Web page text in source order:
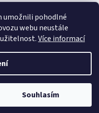
umožnili pohodlné
webu neustále
Více informací
Souhlasím
. Všechna práva vyhrazena.